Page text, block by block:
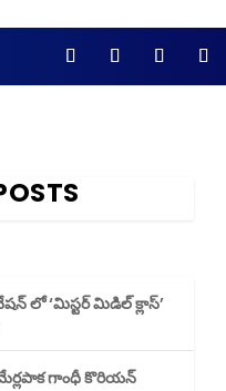
లో ‘మిస్టర్ మిడిల్ క్లాస్’
గాంధీ కొరియన్